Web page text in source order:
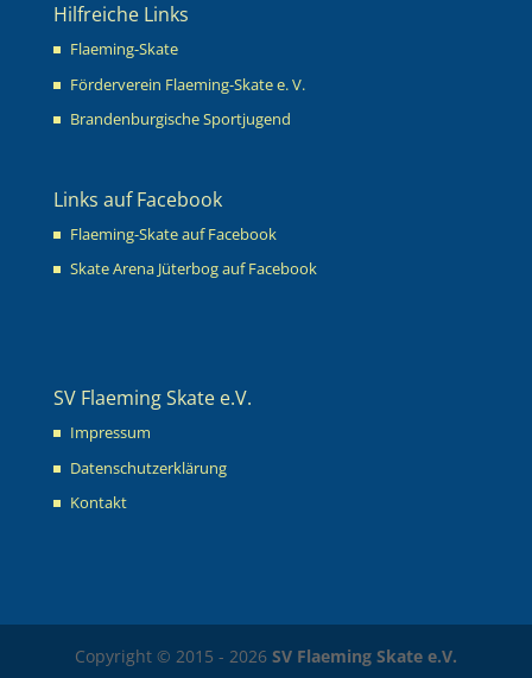
Hilfreiche Links
Flaeming-Skate
Förderverein Flaeming-Skate e. V.
Brandenburgische Sportjugend
Links auf Facebook
Flaeming-Skate auf Facebook
Skate Arena Jüterbog auf Facebook
SV Flaeming Skate e.V.
Impressum
Datenschutzerklärung
Kontakt
Copyright © 2015 - 2026 SV Flaeming Skate e.V.